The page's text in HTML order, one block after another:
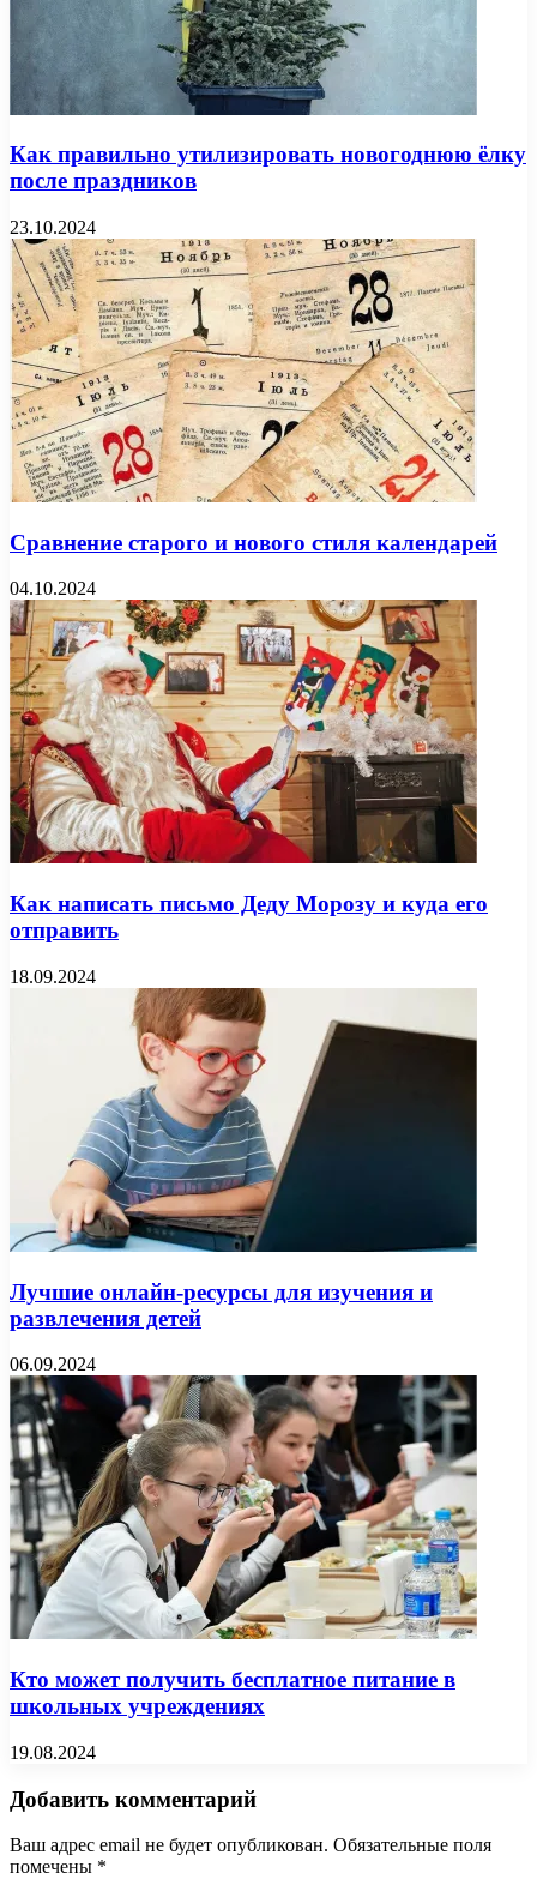
Как правильно утилизировать новогоднюю ёлку
после праздников
23.10.2024
Сравнение старого и нового стиля календарей
04.10.2024
Как написать письмо Деду Морозу и куда его
отправить
18.09.2024
Лучшие онлайн-ресурсы для изучения и
развлечения детей
06.09.2024
Кто может получить бесплатное питание в
школьных учреждениях
19.08.2024
Добавить комментарий
Ваш адрес email не будет опубликован. Обязательные поля
помечены *